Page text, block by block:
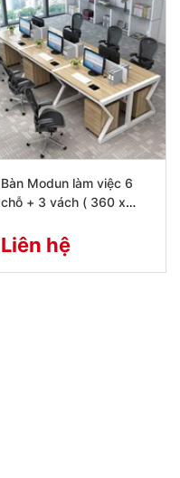
Bàn Modun làm việc 6
chỗ + 3 vách ( 360 x
Liên hệ